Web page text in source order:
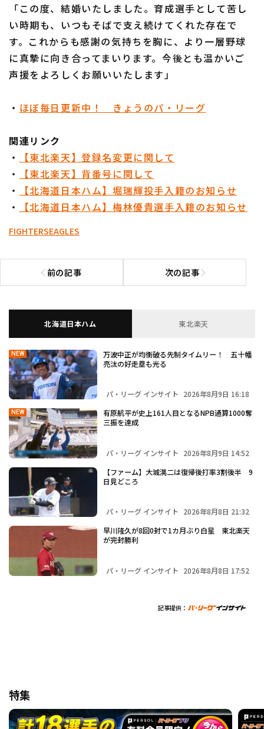
「この度、結婚いたしました。育成選手として苦し
い時期も、いつもそばで支え続けてくれた存在で
す。これからも感謝の気持ちを胸に、より一層野球
に真摯に向き合ってまいります。今後とも温かいご
声援をよろしくお願いいたします」
・ ほぼ毎日更新中！ きょうのパ・リーグ
関連リンク
・
【東北楽天】登録名変更に関して
・
【東北楽天】背番号に関して
・
【北海道日本ハム】堀瑞輝投手入籍のお知らせ
・
【北海道日本ハム】梅林優貴選手入籍のお知らせ
FIGHTERSEAGLES
前の記事
前の記事へ 次の記事次の記事へ
北海道日本ハム 東北楽天
NEW
万波中正が均衡破る先制タイムリー！ 五十幡
亮汰の好走塁も光る
パ・リーグ インサイト 2026年8月9日 16:18
NEW
有原航平が史上161人目となるNPB通算1000奪
三振を達成
パ・リーグ インサイト 2026年8月9日 14:52
【ファーム】大城滉二は復帰後打率3割後半 9
日見どころ
パ・リーグ インサイト 2026年8月8日 21:32
早川隆久が8回0封で1カ月ぶり白星 東北楽天
が完封勝利
パ・リーグ インサイト 2026年8月8日 17:52
記事提供：
特集